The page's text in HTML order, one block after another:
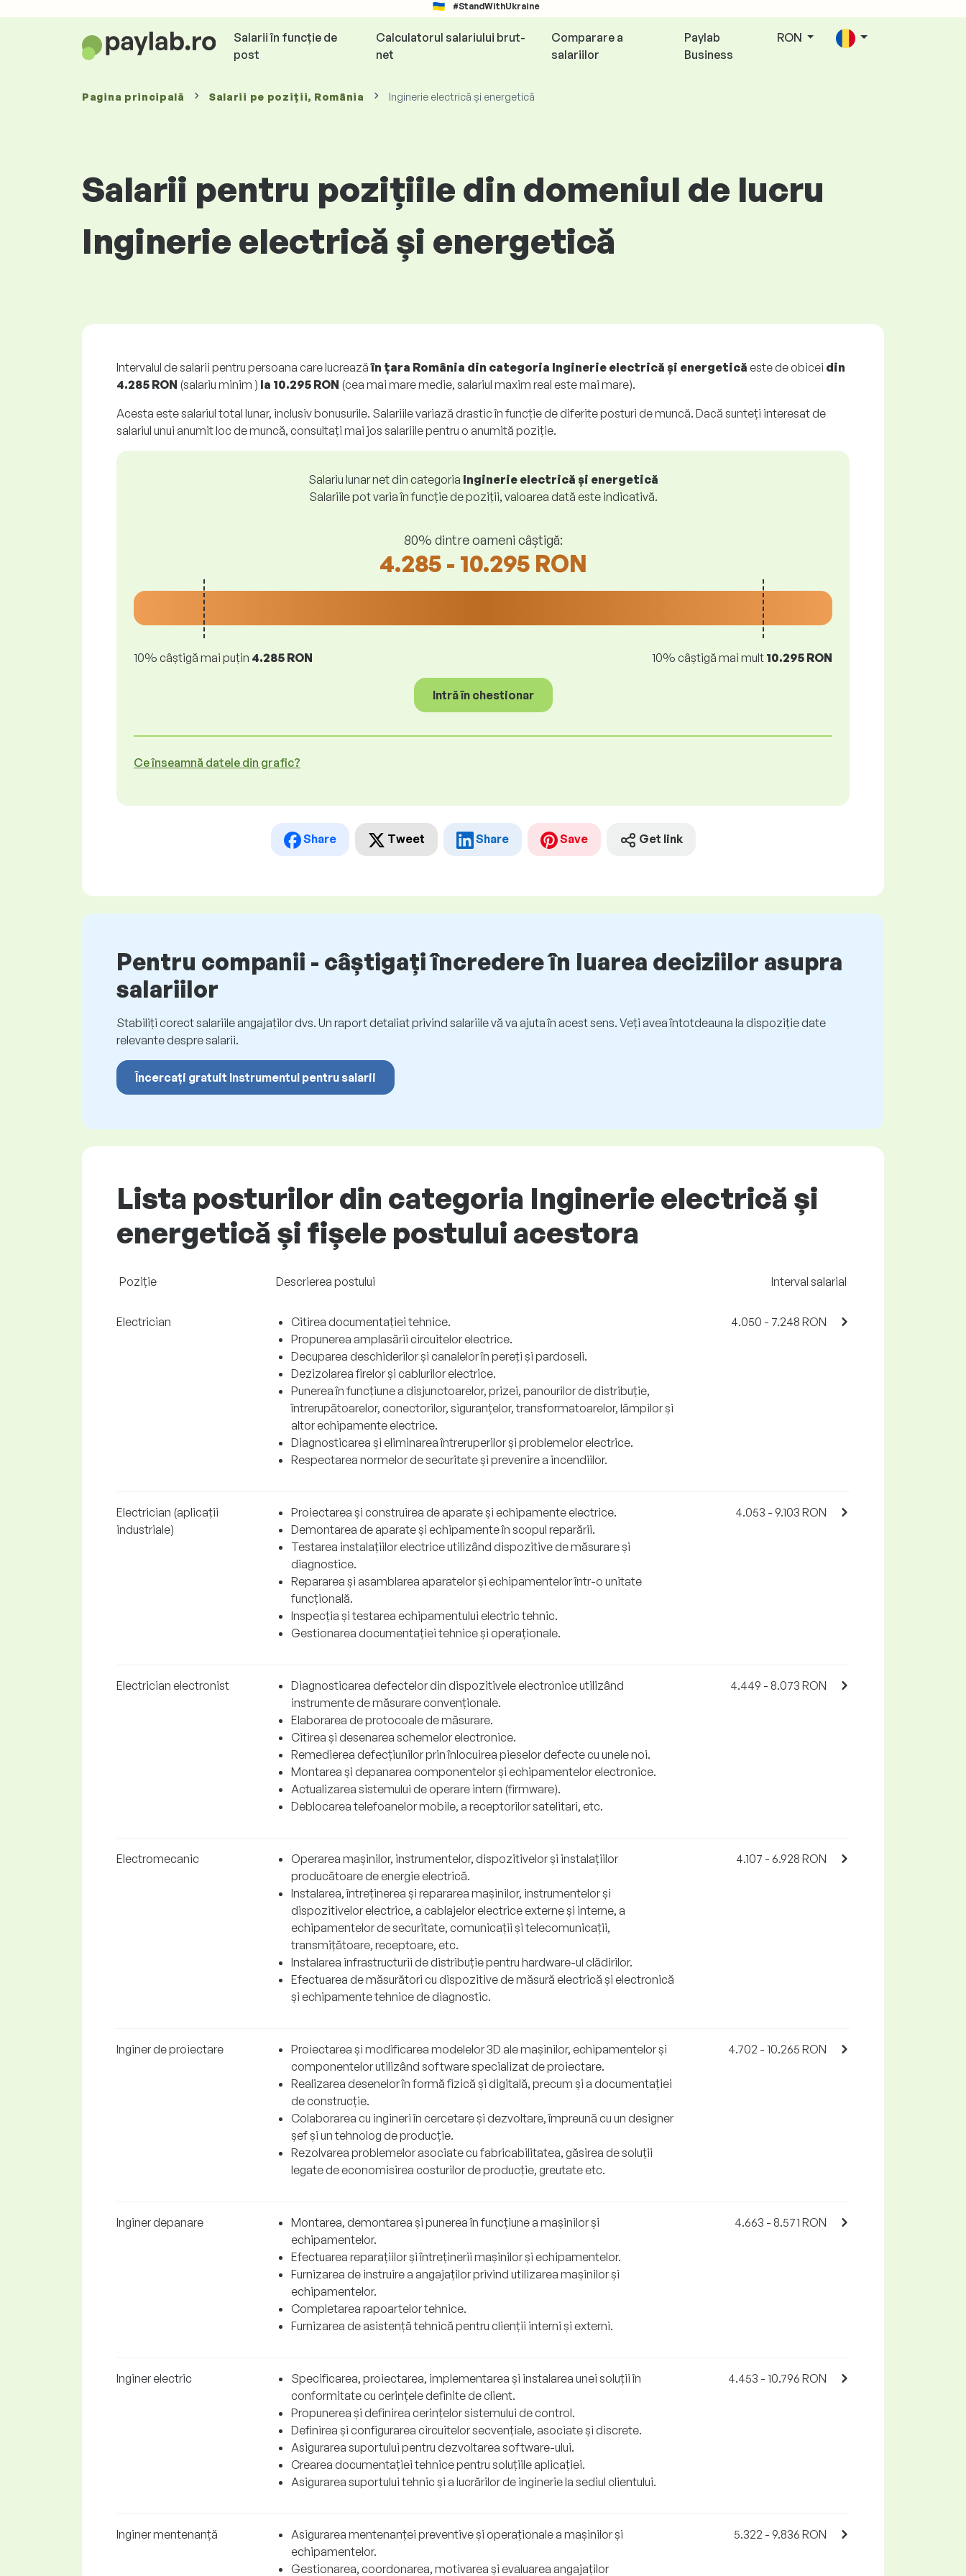
#StandWithUkraine
Salarii în funcție de
post
Calculatorul salariului brut-
net
Comparare a
salariilor
Paylab
Business
RON
Pagina principală Salarii pe poziții, România Inginerie electrică și energetică
Salarii pentru pozițiile din domeniul de lucru
Inginerie electrică și energetică
Intervalul de salarii pentru persoana care lucreazăîn țara România din categoria Inginerie electrică și energetică este de obicei din
4.285 RON (salariu minim ) la 10.295 RON (cea mai mare medie, salariul maxim real este mai mare).
Acesta este salariul total lunar, inclusiv bonusurile. Salariile variază drastic în funcție de diferite posturi de muncă. Dacă sunteți interesat de
salariul unui anumit loc de muncă, consultați mai jos salariile pentru o anumită poziție.
Salariu lunar net din categoria Inginerie electrică și energetică
Salariile pot varia în funcție de poziții, valoarea dată este indicativă.
80% dintre oameni câștigă:
4.285 - 10.295 RON
10% câștigă mai puțin 4.285 RON 10% câștigă mai mult 10.295 RON
Intră în chestionar
Ce înseamnă datele din grafic?
Share Tweet Share Save Get link
Pentru companii - câștigați încredere în luarea deciziilor asupra
salariilor
Stabiliți corect salariile angajaților dvs. Un raport detaliat privind salariile vă va ajuta în acest sens. Veți avea întotdeauna la dispoziție date
relevante despre salarii.
Încercați gratuit Instrumentul pentru salarii
Lista posturilor din categoria Inginerie electrică și
energetică și fișele postului acestora
Poziţie Descrierea postului Interval salarial
Electrician
Citirea documentației tehnice.
Propunerea amplasării circuitelor electrice.
Decuparea deschiderilor și canalelor în pereți și pardoseli.
Dezizolarea firelor și cablurilor electrice.
Punerea în funcțiune a disjunctoarelor, prizei, panourilor de distribuție,
întrerupătoarelor, conectorilor, siguranțelor, transformatoarelor, lămpilor și
altor echipamente electrice.
Diagnosticarea și eliminarea întreruperilor și problemelor electrice.
Respectarea normelor de securitate și prevenire a incendiilor.
4.050 - 7.248 RON
Electrician (aplicații
industriale)
Proiectarea și construirea de aparate și echipamente electrice.
Demontarea de aparate și echipamente în scopul reparării.
Testarea instalațiilor electrice utilizând dispozitive de măsurare și
diagnostice.
Repararea și asamblarea aparatelor și echipamentelor într-o unitate
funcțională.
Inspecția și testarea echipamentului electric tehnic.
Gestionarea documentației tehnice și operaționale.
4.053 - 9.103 RON
Electrician electronist
Diagnosticarea defectelor din dispozitivele electronice utilizând
instrumente de măsurare convenționale.
Elaborarea de protocoale de măsurare.
Citirea și desenarea schemelor electronice.
Remedierea defecțiunilor prin înlocuirea pieselor defecte cu unele noi.
Montarea și depanarea componentelor și echipamentelor electronice.
Actualizarea sistemului de operare intern (firmware).
Deblocarea telefoanelor mobile, a receptorilor satelitari, etc.
4.449 - 8.073 RON
Electromecanic
Operarea mașinilor, instrumentelor, dispozitivelor și instalațiilor
producătoare de energie electrică.
Instalarea, întreținerea și repararea mașinilor, instrumentelor și
dispozitivelor electrice, a cablajelor electrice externe și interne, a
echipamentelor de securitate, comunicații și telecomunicații,
transmițătoare, receptoare, etc.
Instalarea infrastructurii de distribuție pentru hardware-ul clădirilor.
Efectuarea de măsurători cu dispozitive de măsură electrică și electronică
și echipamente tehnice de diagnostic.
4.107 - 6.928 RON
Inginer de proiectare
Proiectarea și modificarea modelelor 3D ale mașinilor, echipamentelor și
componentelor utilizând software specializat de proiectare.
Realizarea desenelor în formă fizică și digitală, precum și a documentației
de construcție.
Colaborarea cu ingineri în cercetare și dezvoltare, împreună cu un designer
șef și un tehnolog de producție.
Rezolvarea problemelor asociate cu fabricabilitatea, găsirea de soluții
legate de economisirea costurilor de producție, greutate etc.
4.702 - 10.265 RON
Inginer depanare
Montarea, demontarea și punerea în funcțiune a mașinilor și
echipamentelor.
Efectuarea reparațiilor și întreținerii mașinilor și echipamentelor.
Furnizarea de instruire a angajaților privind utilizarea mașinilor și
echipamentelor.
Completarea rapoartelor tehnice.
Furnizarea de asistență tehnică pentru clienții interni și externi.
4.663 - 8.571 RON
Inginer electric
Specificarea, proiectarea, implementarea și instalarea unei soluții în
conformitate cu cerințele definite de client.
Propunerea și definirea cerințelor sistemului de control.
Definirea și configurarea circuitelor secvențiale, asociate și discrete.
Asigurarea suportului pentru dezvoltarea software-ului.
Crearea documentației tehnice pentru soluțiile aplicației.
Asigurarea suportului tehnic și a lucrărilor de inginerie la sediul clientului.
4.453 - 10.796 RON
Inginer mentenanță
Asigurarea mentenanței preventive și operaționale a mașinilor și
echipamentelor.
Gestionarea, coordonarea, motivarea și evaluarea angajaților
5.322 - 9.836 RON